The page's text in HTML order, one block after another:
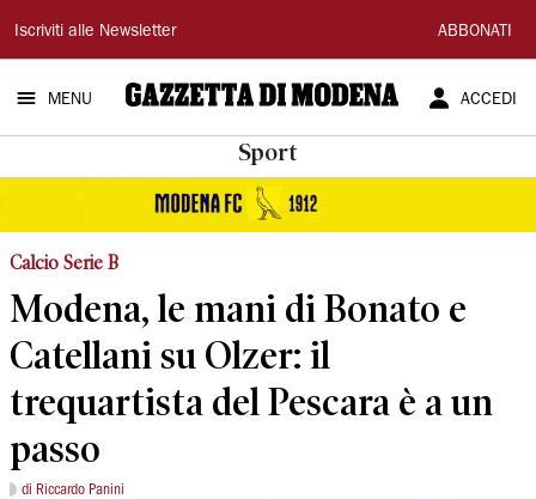
Gazzetta
di
Modena
Iscriviti alle Newsletter ABBONATI
MENU ACCEDI
Sport
Calcio Serie B
Modena, le mani di Bonato e
Catellani su Olzer: il
trequartista del Pescara è a un
passo
di Riccardo Panini